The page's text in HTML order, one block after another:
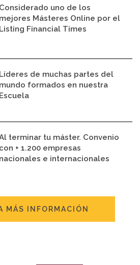
Considerado uno de los
mejores Másteres Online por el
Listing Financial Times
Líderes de muchas partes del
mundo formados en nuestra
Escuela
terminar tu máster. Convenio
con + 1.200 empresas
nacionales e internacionales
MÁS INFORMACIÓN